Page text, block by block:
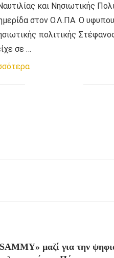
και Νησιωτικής
στον Ο.Λ.ΠΑ. Ο
πολιτικής
σε …
μαζί για την